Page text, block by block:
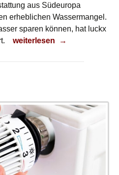
aus Südeuropa
erheblichen Wassermangel.
sparen können, hat luckx
Wasser sparen ist angesagt
weiterlesen →